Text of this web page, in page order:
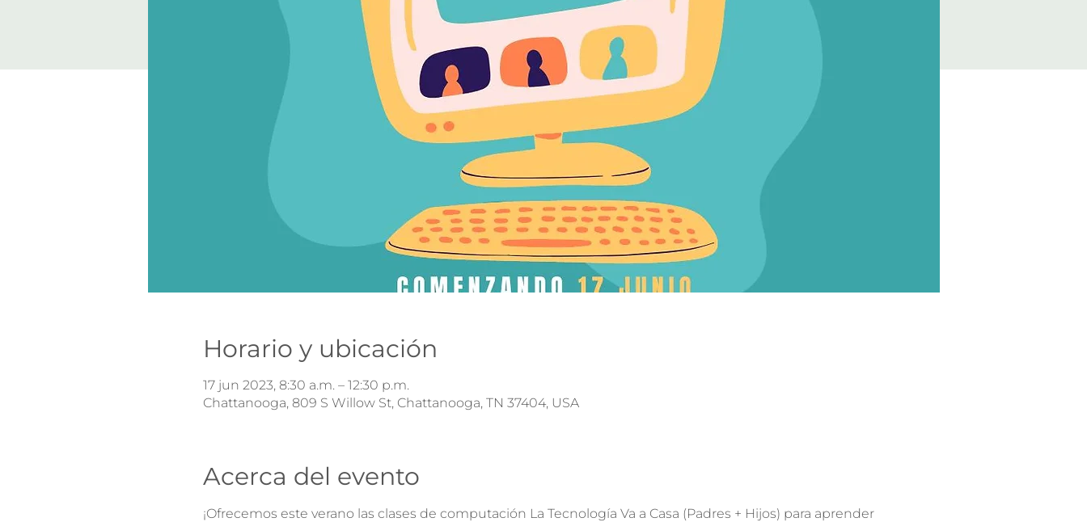
Horario y ubicación
17 jun 2023, 8:30 a.m. – 12:30 p.m.
Chattanooga, 809 S Willow St, Chattanooga, TN 37404, USA
Acerca del evento
¡Ofrecemos este verano las clases de computación La Tecnología Va a Casa (Padres + Hijos) para aprender